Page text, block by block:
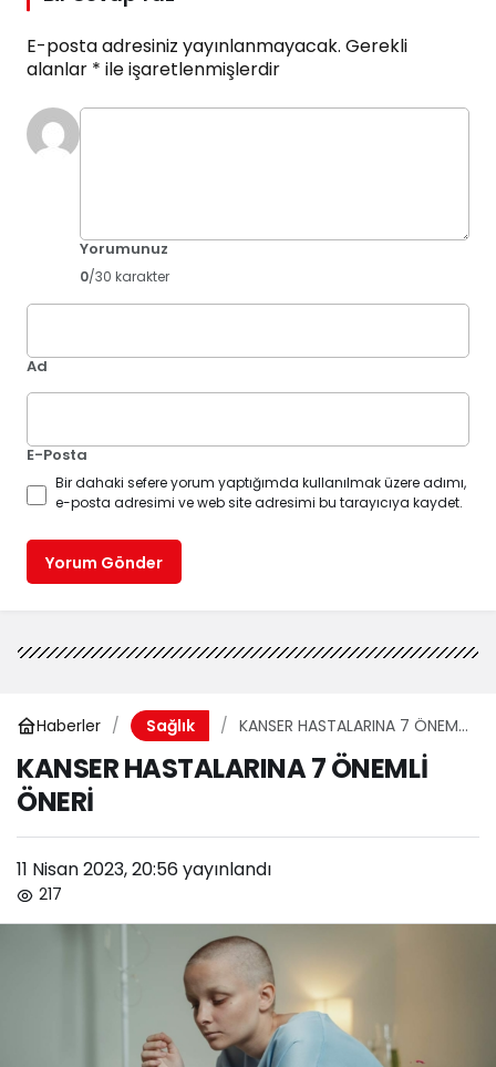
E-posta adresiniz yayınlanmayacak. Gerekli
alanlar * ile işaretlenmişlerdir
Yorumunuz
0/30 karakter
Ad
E-Posta
Bir dahaki sefere yorum yaptığımda kullanılmak üzere adımı,
e-posta adresimi ve web site adresimi bu tarayıcıya kaydet.
Yorum Gönder
Haberler Sağlık
KANSER HASTALARINA 7 ÖNEMLİ
KANSER HASTALARINA 7 ÖNEMLİ
ÖNERİ
11 Nisan 2023, 20:56yayınlandı
217